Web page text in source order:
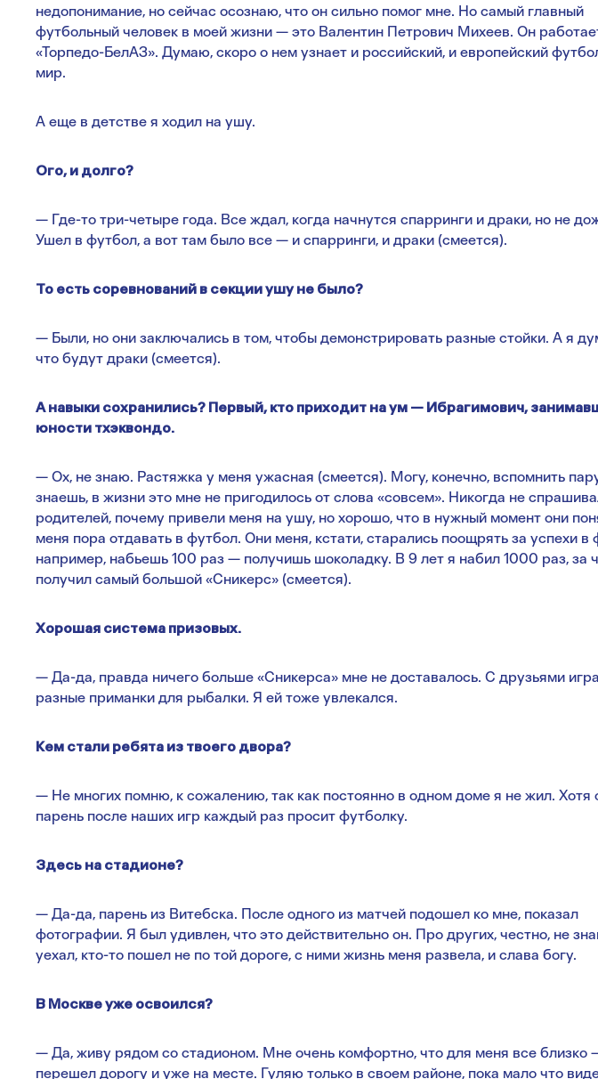
недопонимание, но сейчас осознаю, что он сильно помог мне. Но самый главный
футбольный человек в моей жизни — это Валентин Петрович Михеев. Он
«Торпедо-БелАЗ». Думаю, скоро о нем узнает и российский, и европейский
мир.
А еще в детстве я ходил на ушу.
Ого, и долго?
— Где-то три-четыре года. Все ждал, когда начнутся спарринги и драки, но не
Ушел в футбол, а вот там было все — и спарринги, и драки (смеется).
То есть соревнований в секции ушу не было?
— Были, но они заключались в том, чтобы демонстрировать разные стойки. А я
что будут драки (смеется).
А навыки сохранились? Первый, кто приходит на ум — Ибрагимович,
юности тхэквондо.
— Ох, не знаю. Растяжка у меня ужасная (смеется). Могу, конечно, вспомнить
знаешь, в жизни это мне не пригодилось от слова «совсем». Никогда не
родителей, почему привели меня на ушу, но хорошо, что в нужный момент они
меня пора отдавать в футбол. Они меня, кстати, старались поощрять за успехи в
например, набьешь 100 раз — получишь шоколадку. В 9 лет я набил 1000 раз, за
получил самый большой «Сникерс» (смеется).
Хорошая система призовых.
— Да-да, правда ничего больше «Сникерса» мне не доставалось. С друзьями
разные приманки для рыбалки. Я ей тоже увлекался.
Кем стали ребята из твоего двора?
— Не многих помню, к сожалению, так как постоянно в одном доме я не жил. Хотя
парень после наших игр каждый раз просит футболку.
Здесь на стадионе?
— Да-да, парень из Витебска. После одного из матчей подошел ко мне, показал
фотографии. Я был удивлен, что это действительно он. Про других, честно, не
уехал, кто-то пошел не по той дороге, с ними жизнь меня развела, и слава богу.
В Москве уже освоился?
— Да, живу рядом со стадионом. Мне очень комфортно, что для меня все близко
перешел дорогу и уже на месте. Гуляю только в своем районе, пока мало что